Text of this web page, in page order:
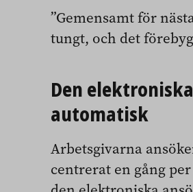
”Gemensamt för
tungt, och det
Den
automatisk
Arbetsgivarna
centrerat en gång